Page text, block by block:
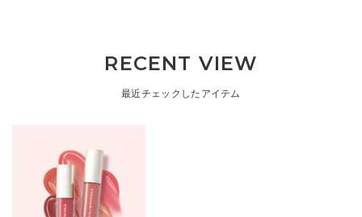
RECENT VIEW
最近チェックしたアイテム